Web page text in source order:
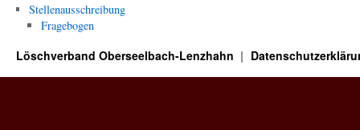
Stellenausschreibung
Fragebogen
Löschverband Oberseelbach-Lenzhahn